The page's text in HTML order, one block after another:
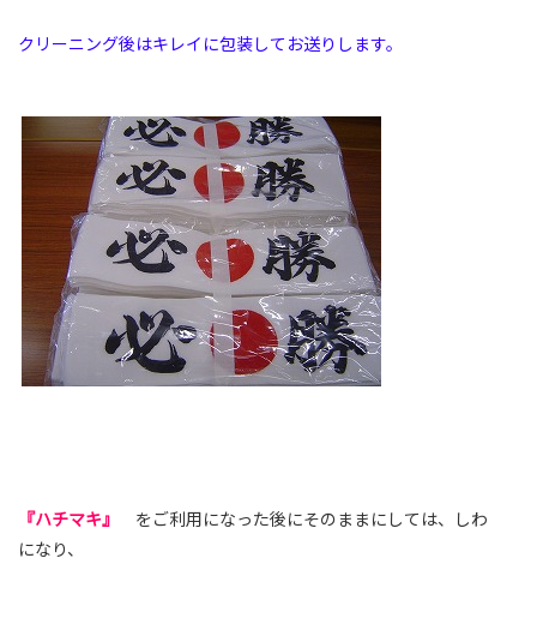
クリーニング後はキレイに包装してお送りします。
『ハチマキ』
をご利用になった後にそのままにしては、しわ
になり、